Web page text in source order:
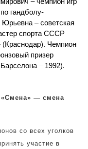
гандболу-
– советская
спорта СССР
(Краснодар). Чемпион
призер
– 1992).
«Смена» — смена
со всех уголков
участие в